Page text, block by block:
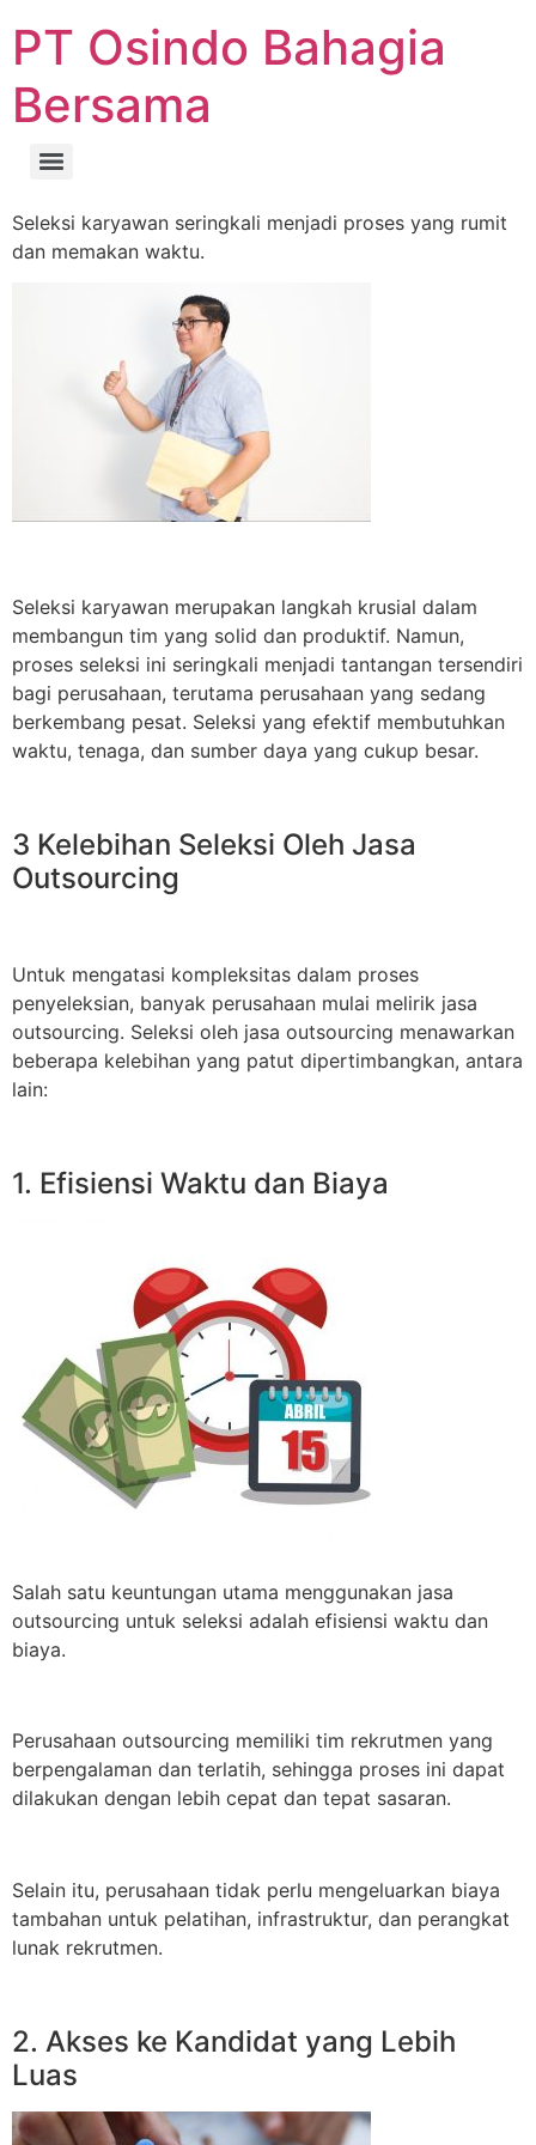
PT Osindo Bahagia
Bersama
Seleksi karyawan seringkali menjadi proses yang rumit
dan memakan waktu.
Seleksi karyawan merupakan langkah krusial dalam
membangun tim yang solid dan produktif. Namun,
proses seleksi ini seringkali menjadi tantangan tersendiri
bagi perusahaan, terutama perusahaan yang sedang
berkembang pesat. Seleksi yang efektif membutuhkan
waktu, tenaga, dan sumber daya yang cukup besar.
3 Kelebihan Seleksi Oleh Jasa
Outsourcing
Untuk mengatasi kompleksitas dalam proses
penyeleksian, banyak perusahaan mulai melirik jasa
outsourcing. Seleksi oleh jasa outsourcing menawarkan
beberapa kelebihan yang patut dipertimbangkan, antara
lain:
1. Efisiensi Waktu dan Biaya
Salah satu keuntungan utama menggunakan jasa
outsourcing untuk seleksi adalah efisiensi waktu dan
biaya.
Perusahaan outsourcing memiliki tim rekrutmen yang
berpengalaman dan terlatih, sehingga proses ini dapat
dilakukan dengan lebih cepat dan tepat sasaran.
Selain itu, perusahaan tidak perlu mengeluarkan biaya
tambahan untuk pelatihan, infrastruktur, dan perangkat
lunak rekrutmen.
2. Akses ke Kandidat yang Lebih
Luas